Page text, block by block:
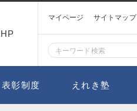
マイページ サイトマップ
表彰制度 えれき塾